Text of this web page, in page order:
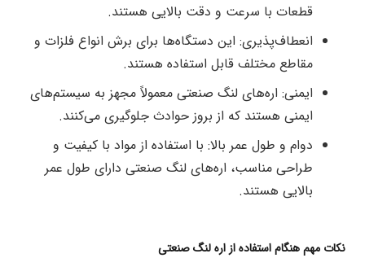
قطعات با سرعت و دقت بالایی هستند.
انعطاف‌پذیری: این دستگاه‌ها برای برش انواع فلزات و
مقاطع مختلف قابل استفاده هستند.
ایمنی: اره‌های لنگ صنعتی معمولاً مجهز به سیستم‌های
ایمنی هستند که از بروز حوادث جلوگیری می‌کنند.
دوام و طول عمر بالا: با استفاده از مواد با کیفیت و
طراحی مناسب، اره‌های لنگ صنعتی دارای طول عمر
بالایی هستند.
نکات مهم هنگام استفاده از اره لنگ صنعتی